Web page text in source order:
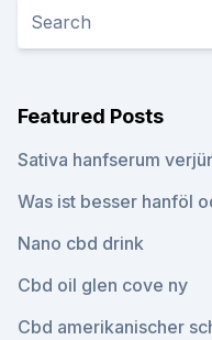
Featured Posts
Sativa hanfserum
Was ist besser hanföl
Nano cbd drink
Cbd oil glen cove ny
Cbd amerikanischer